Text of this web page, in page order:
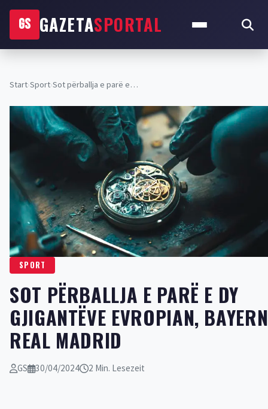
GS GAZETASPORTAL
Start›Sport›Sot përballja e parë e…
SPORT
SOT PËRBALLJA E PARË E DY
GJIGANTËVE EVROPIAN,
REAL MADRID
GS 30/04/2024 2 Min. Lesezeit